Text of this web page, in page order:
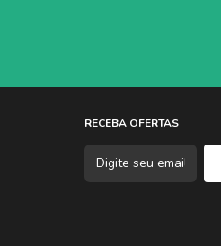
RECEBA OFERTAS